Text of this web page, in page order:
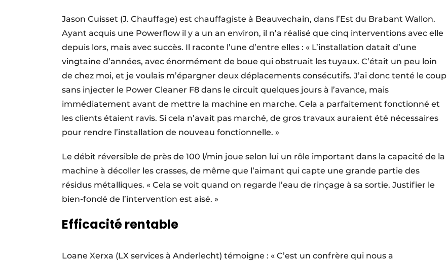
Jason Cuisset (J. Chauffage) est chauffagiste à Beauvechain, dans l’Est du Brabant Wallon.
Ayant acquis une Powerflow il y a un an environ, il n’a réalisé que cinq interventions avec elle
depuis lors, mais avec succès. Il raconte l’une d’entre elles : « L’installation datait d’une
vingtaine d’années, avec énormément de boue qui obstruait les tuyaux. C’était un peu loin
de chez moi, et je voulais m’épargner deux déplacements consécutifs. J’ai donc tenté le coup
sans injecter le Power Cleaner F8 dans le circuit quelques jours à l’avance, mais
immédiatement avant de mettre la machine en marche. Cela a parfaitement fonctionné et
les clients étaient ravis. Si cela n’avait pas marché, de gros travaux auraient été nécessaires
pour rendre l’installation de nouveau ­fonctionnelle. »
Le débit réversible de près de 100 l/min joue selon lui un rôle important dans la capacité de la
machine à décoller les crasses, de même que l’aimant qui capte une grande partie des
résidus métalliques. « Cela se voit quand on regarde l’eau de rinçage à sa sortie. Justifier le
bien-fondé de l’intervention est aisé. »
Efficacité rentable
Loane Xerxa (LX services à Anderlecht) témoigne : « C’est un confrère qui nous a